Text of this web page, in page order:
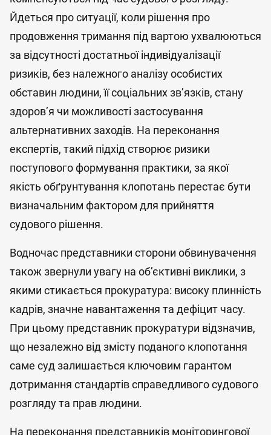
Йдеться про ситуації, коли рішення про
продовження тримання під вартою ухвалюються
за відсутності достатньої індивідуалізації
ризиків, без належного аналізу особистих
обставин людини, її соціальних зв’язків, стану
здоров’я чи можливості застосування
альтернативних заходів. На переконання
експертів, такий підхід створює ризики
поступового формування практики, за якої
якість обґрунтування клопотань перестає бути
визначальним фактором для прийняття
судового рішення.
Водночас представники сторони обвинувачення
також звернули увагу на об’єктивні виклики, з
якими стикається прокуратура: високу плинність
кадрів, значне навантаження та дефіцит часу.
При цьому представник прокуратури відзначив,
що незалежно від змісту поданого клопотання
саме суд залишається ключовим гарантом
дотримання стандартів справедливого судового
розгляду та прав людини.
На переконання представників моніторингової